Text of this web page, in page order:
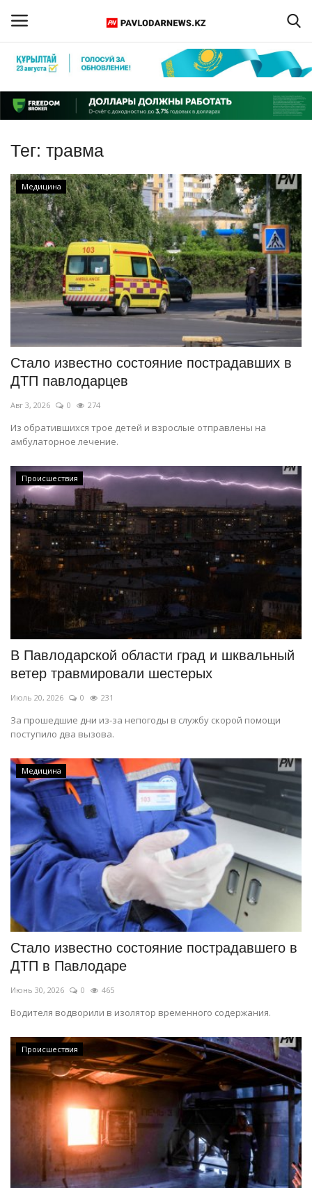
Регистрация
Главная
Обратная связь
ПАВЛОДАРСКАЯ ОБЛАСТЬ
КАЗАХСТАН
МИР
СПЕЦПРОЕКТЫ
Чек-лист
РАЗВЛЕЧЕНИЯ
OFFICIAL
Курултай
Язык
Қазақша Русский
Тег: травма
Медицина
Стало известно состояние пострадавших в
ДТП павлодарцев
Авг 3, 2026 0 274
Из обратившихся трое детей и взрослые отправлены на
амбулаторное лечение.
Происшествия
В Павлодарской области град и шквальный
ветер травмировали шестерых
Июль 20, 2026 0 231
За прошедшие дни из-за непогоды в службу скорой помощи
поступило два вызова.
Медицина
Стало известно состояние пострадавшего в
ДТП в Павлодаре
Июнь 30, 2026 0 465
Водителя водворили в изолятор временного содержания.
Происшествия